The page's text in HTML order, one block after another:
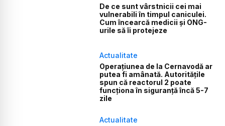
De ce sunt vârstnicii cei mai
vulnerabili în timpul caniculei.
Cum încearcă medicii și ONG-
urile să îi protejeze
Actualitate
Operațiunea de la Cernavodă ar
putea fi amânată. Autoritățile
spun că reactorul 2 poate
funcționa în siguranță încă 5-7
zile
Actualitate